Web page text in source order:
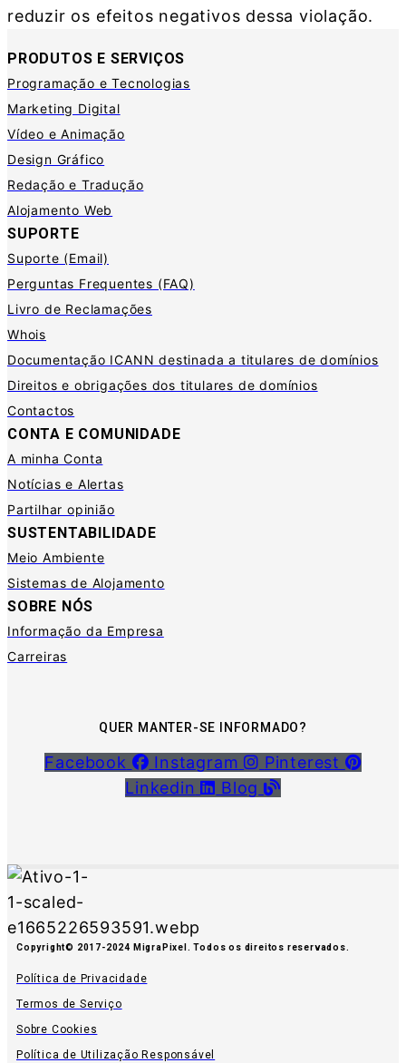
reduzir os efeitos negativos dessa violação.
PRODUTOS E SERVIÇOS
Programação e Tecnologias
Marketing Digital
Vídeo e Animação
Design Gráfico
Redação e Tradução
Alojamento Web
SUPORTE
Suporte (Email)
Perguntas Frequentes (FAQ)
Livro de Reclamações
Whois
Documentação ICANN destinada a titulares de domínios
Direitos e obrigações dos titulares de domínios
Contactos
CONTA E COMUNIDADE
A minha Conta
Notícias e Alertas
Partilhar opinião
SUSTENTABILIDADE
Meio Ambiente
Sistemas de Alojamento
SOBRE NÓS
Informação da Empresa
Carreiras
QUER MANTER-SE INFORMADO?
Facebook Instagram
Pinterest
Linkedin
Blog
Copyright© 2017-2024 MigraPixel. Todos os direitos reservados.
Política de Privacidade
Termos de Serviço
Sobre Cookies
Política de Utilização Responsável